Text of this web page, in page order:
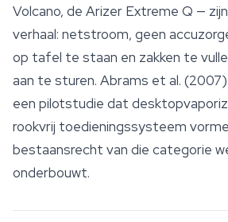
Volcano, de Arizer Extreme Q —
verhaal: netstroom, geen
op tafel te staan en zakken te
aan te sturen. Abrams et al.
een pilotstudie dat
rookvrij toedieningssysteem
bestaansrecht van die categorie
onderbouwt.